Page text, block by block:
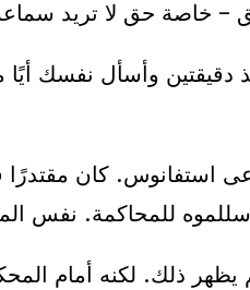
– خاصة حق لا تريد
وأسأل نفسك
استفانوس. كان
للمحاكمة. نفس
يظهر ذلك. لكنه أمام